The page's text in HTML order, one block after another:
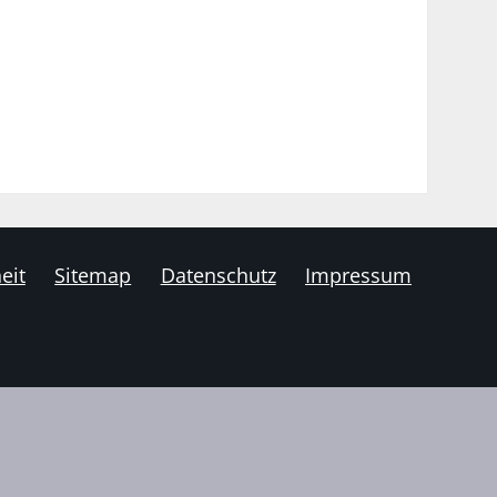
Sitemap Datenschutz Impressum